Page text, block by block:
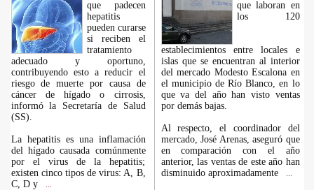
que padecen
hepatitis
pueden curarse
si reciben el
tratamiento
adecuado y oportuno,
contribuyendo esto a reducir el
riesgo de muerte por causa de
cáncer de hígado o cirrosis,
informó la Secretaría de Salud
(SS).
La hepatitis es una inflamación
del hígado causada comúnmente
por el virus de la hepatitis;
existen cinco tipos de virus: A, B,
C, D y
que laboran en
los 120
establecimientos entre locales e
islas que se encuentran al interior
del mercado Modesto Escalona en
el municipio de Río Blanco, en lo
que va del año han visto ventas
por demás bajas.
Al respecto, el coordinador del
mercado, José Arenas, aseguró que
en comparación con el año
anterior, las ventas de este año han
disminuido aproximadamente